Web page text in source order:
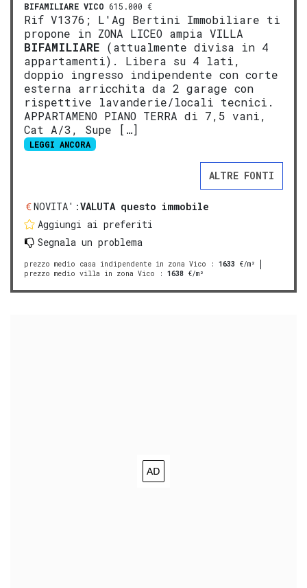
BIFAMILIARE VICO 615.000 €
Rif V1376; L'Ag Bertini Immobiliare ti
propone in ZONA LICEO ampia VILLA
BIFAMILIARE (attualmente divisa in 4
appartamenti). Libera su 4 lati,
doppio ingresso indipendente con corte
esterna arricchita da 2 garage con
rispettive lavanderie/locali tecnici.
APPARTAMENO PIANO TERRA di 7,5 vani,
Cat A/3, Supe […]
LEGGI ANCORA
ALTRE FONTI
NOVITA':VALUTA questo immobile
Aggiungi ai preferiti
Segnala un problema
prezzo medio casa indipendente in zona Vico : 1633 €/m²
prezzo medio villa in zona Vico : 1638 €/m²